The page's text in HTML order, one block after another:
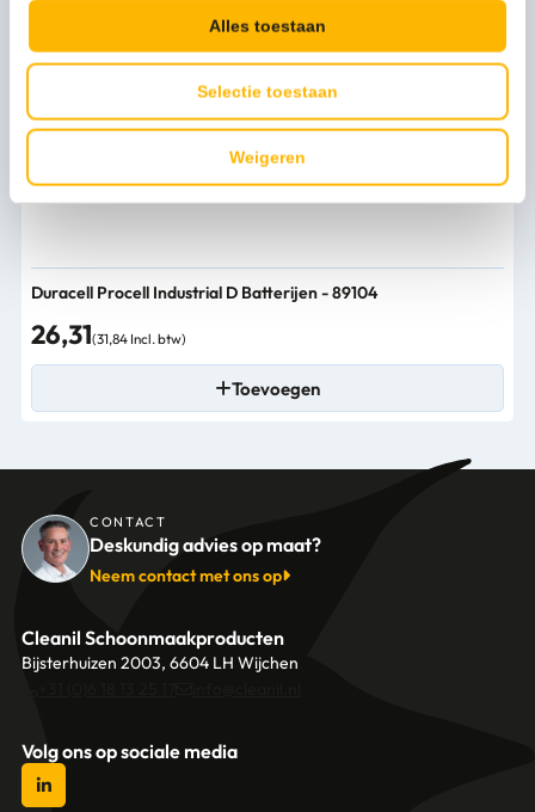
Alles toestaan
Selectie toestaan
Weigeren
Duracell Procell Industrial D Batterijen - 89104
26,31(31,84 Incl. btw)
Toevoegen
CONTACT
Deskundig advies op maat?
Neem contact met ons op
Cleanil Schoonmaakproducten
Bijsterhuizen 2003, 6604 LH Wijchen
Volg ons op sociale media